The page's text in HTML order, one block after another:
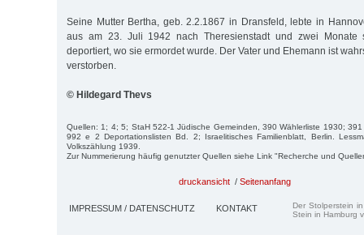
Seine Mutter Bertha, geb. 2.2.1867 in Dransfeld, lebte in
aus am 23. Juli 1942 nach Theresienstadt und zwei Monate
deportiert, wo sie ermordet wurde. Der Vater und Ehemann ist
verstorben.
© Hildegard Thevs
Quellen: 1; 4; 5; StaH 522-1 Jüdische Gemeinden, 390 Wählerliste 1930;
992 e 2 Deportationslisten Bd. 2; Israelitisches Familienblatt, Berlin.
Volkszählung 1939.
Zur Nummerierung häufig genutzter Quellen siehe Link "Recherche und
druckansicht / Seitenanfang
IMPRESSUM / DATENSCHUTZ KONTAKT
Der Stolperstein
Stein in Hamburg